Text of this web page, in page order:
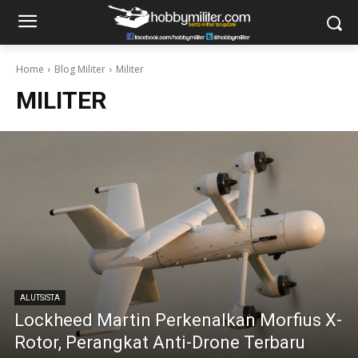
Home Blog Militer Militer
MILITER
ALUTSISTA
Lockheed Martin Perkenalkan Morfius X-
Rotor, Perangkat Anti-Drone Terbaru